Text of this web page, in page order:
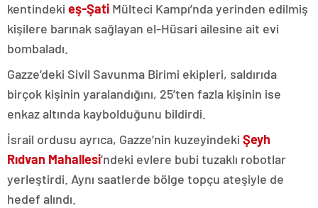
kentindeki eş-Şati Mülteci Kampı’nda yerinden edilmiş
kişilere barınak sağlayan el-Hüsari ailesine ait evi
bombaladı.
Gazze’deki Sivil Savunma Birimi ekipleri, saldırıda
birçok kişinin yaralandığını, 25’ten fazla kişinin ise
enkaz altında kaybolduğunu bildirdi.
İsrail ordusu ayrıca, Gazze’nin kuzeyindeki Şeyh
Rıdvan Mahallesi’ndeki evlere bubi tuzaklı robotlar
yerleştirdi. Aynı saatlerde bölge topçu ateşiyle de
hedef alındı.